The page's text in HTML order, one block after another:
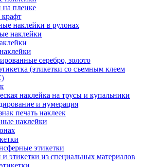
пленке
наклейки в рулонах
наклейки
серебро, золото
(этикетки со съемным клеем
наклейка на трусы и купальники
и нумерация
печать наклеек
наклейки
этикетки
этикетки из специальных материалов